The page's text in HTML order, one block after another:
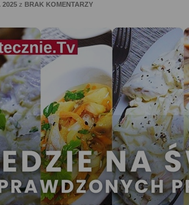
2025 z BRAK KOMENTARZY